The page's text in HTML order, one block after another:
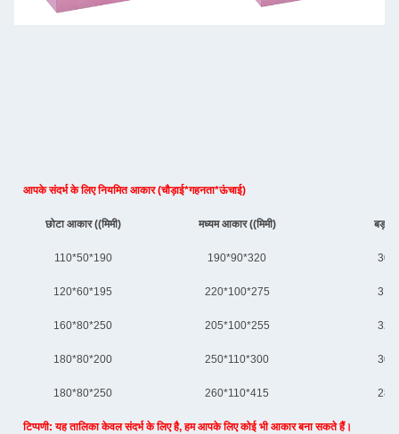
आपके संदर्भ के लिए नियमित आकार (चौड़ाई*गहनता*ऊंचाई)
छोटा आकार ((मिमी) मध्यम आकार ((मिमी) बड़ा
110*50*190 190*90*320
120*60*195 220*100*275
160*80*250 205*100*255
180*80*200 250*110*300
180*80*250 260*110*415
टिप्पणी: यह तालिका केवल संदर्भ के लिए है, हम आपके लिए कोई भी आकार बना सकते हैं।